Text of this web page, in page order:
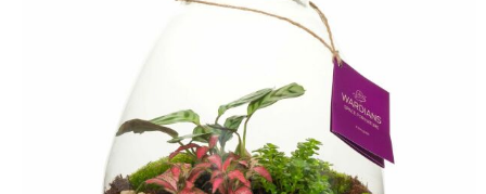
Documententassen
Kledingtassen
Geboorte- & Kraamcadeau's
Wellness Giftsets